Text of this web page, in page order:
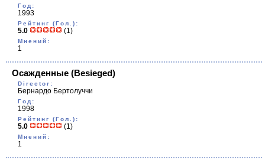
Год:
1993
Рейтинг (Гол.):
5.0 (1)
Мнений:
1
Осажденные (Besieged)
Director:
Бернардо Бертолуччи
Год:
1998
Рейтинг (Гол.):
5.0 (1)
Мнений:
1